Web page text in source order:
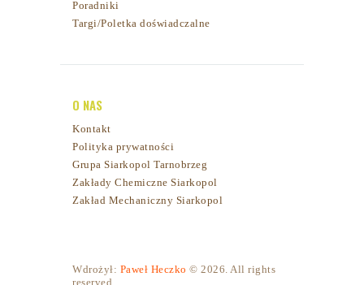
Poradniki
Targi/Poletka doświadczalne
O NAS
Kontakt
Polityka prywatności
Grupa Siarkopol Tarnobrzeg
Zakłady Chemiczne Siarkopol
Zakład Mechaniczny Siarkopol
Wdrożył: Paweł Heczko © 2026. All rights
reserved.